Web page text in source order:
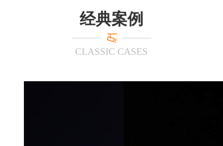
经典案例
CLASSIC CASES